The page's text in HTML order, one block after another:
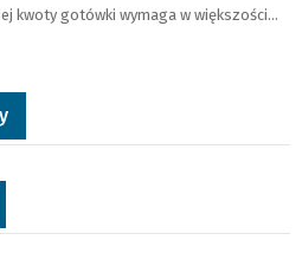
kwoty gotówki wymaga w większości…